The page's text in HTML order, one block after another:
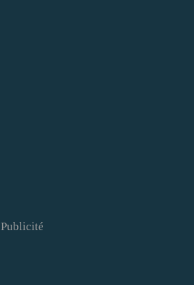
Publicité